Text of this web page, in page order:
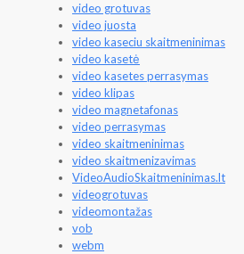
video grotuvas
video juosta
video kaseciu skaitmeninimas
video kasetė
video kasetes perrasymas
video klipas
video magnetafonas
video perrasymas
video skaitmeninimas
video skaitmenizavimas
VideoAudioSkaitmeninimas.lt
videogrotuvas
videomontažas
vob
webm